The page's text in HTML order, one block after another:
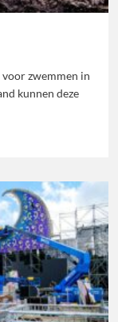
zwemmen in
kunnen deze